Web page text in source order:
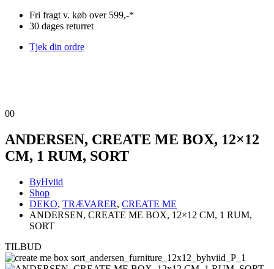
Fri fragt v. køb over 599,-*
30 dages returret
Tjek din ordre
00
ANDERSEN, CREATE ME BOX, 12×12
CM, 1 RUM, SORT
ByHviid
Shop
DEKO, TRÆVARER, CREATE ME
ANDERSEN, CREATE ME BOX, 12×12 CM, 1 RUM,
SORT
TILBUD